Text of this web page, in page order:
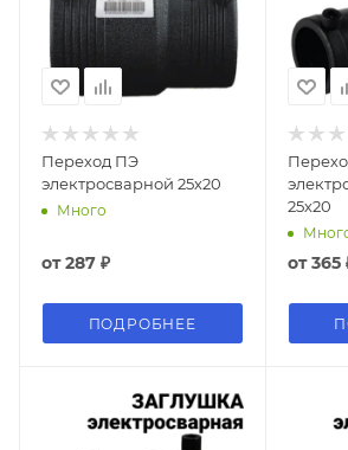
Переход ПЭ
электросварной 25х20
Много
от287 ₽
ПОДРОБНЕЕ
25х20
от365